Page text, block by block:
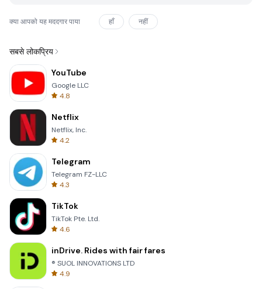
क्या आपको यह मददगार पाया हाँ नहीं
सबसे लोकप्रिय
YouTube
Google LLC
4.8
Netflix
Netflix, Inc.
4.2
Telegram
Telegram FZ-LLC
4.3
TikTok
TikTok Pte. Ltd.
4.6
inDrive. Rides with fair fares
® SUOL INNOVATIONS LTD
4.9